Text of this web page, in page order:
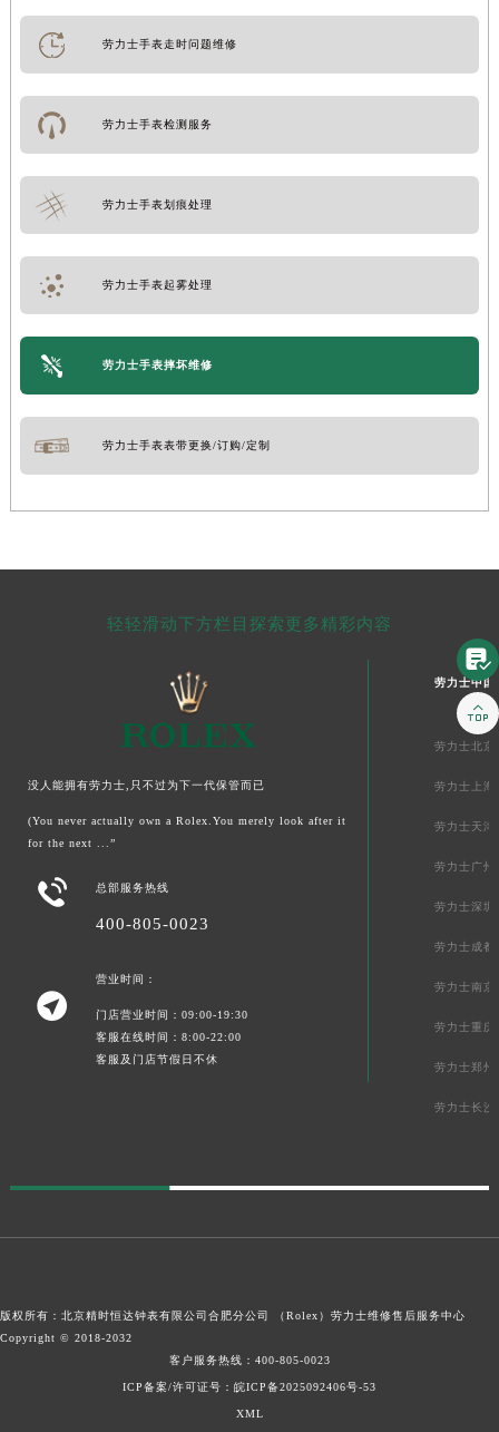
劳力士手表走时问题维修
劳力士手表检测服务
劳力士手表划痕处理
劳力士手表起雾处理
劳力士手表摔坏维修
劳力士手表表带更换/订购/定制
轻轻滑动下方栏目探索更多精彩内容
没人能拥有劳力士,只不过为下一代保管而已
(You never actually own a Rolex.You merely look after it
for the next ...”
 总部服务热线
400-805-0023

营业时间：
门店营业时间：09:00-19:30
客服在线时间：8:00-22:00
客服及门店节假日不休
劳力士中国
劳力士北京
劳力士上海
劳力士天津
劳力士广州
劳力士深圳
劳力士成都
劳力士南京
劳力士重庆
劳力士郑州
劳力士长沙
版权所有：北京精时恒达钟表有限公司合肥分公司 （Rolex） 劳力士维修售后服务中心
Copyright © 2018-2032
客户服务热线： 400-805-0023
ICP备案/许可证号：皖ICP备2025092406号-53
XML

